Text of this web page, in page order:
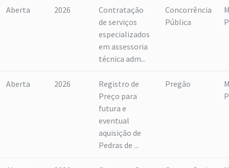
Aberta 2026
Contratação
de serviços
especializados
em assessoria
técnica adm...
Concorrência
Pública
Aberta 2026
Registro de
Preço para
futura e
eventual
aquisição de
Pedras de ...
Pregão